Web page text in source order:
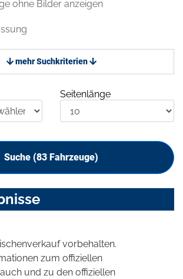
ohne Bilder anzeigen
mehr Suchkriterien
Seitenlänge
Suche (83 Fahrzeuge)
vorbehalten.
zum offiziellen
und zu den offiziellen